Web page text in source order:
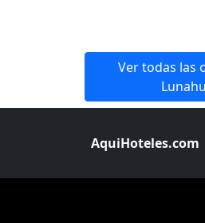
Ver todas las
AquiHoteles.com